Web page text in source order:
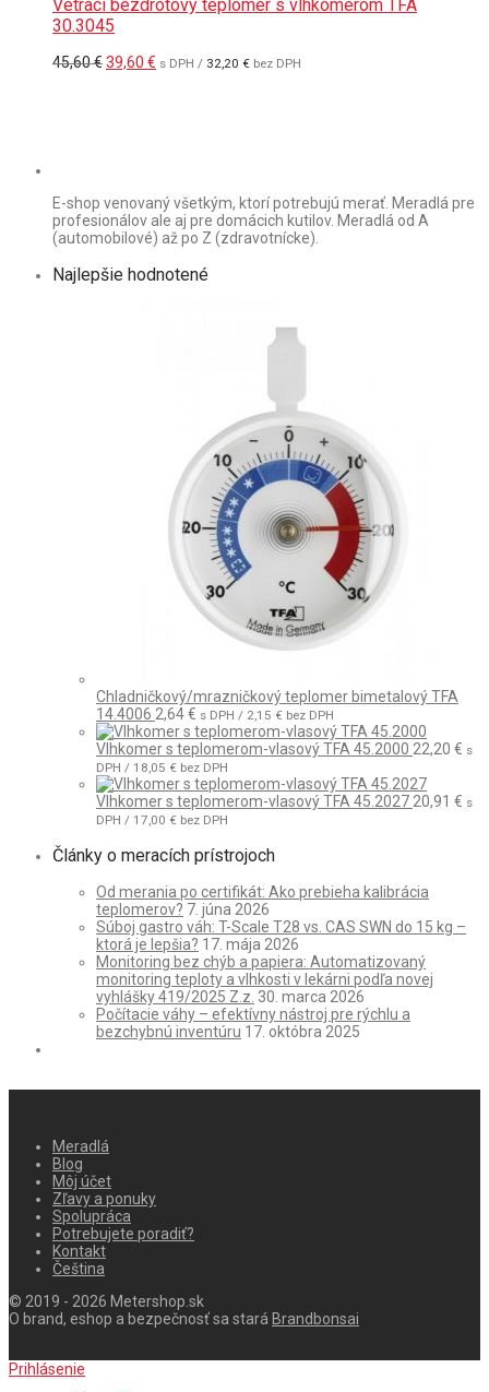
Vetrací bezdrôtový teplomer s vlhkomerom TFA
30.3045
45,60€Pôvodná
39,60 € Aktuálna
s DPH / 32,20 € bez DPH
E-shop venovaný všetkým, ktorí potrebujú merať. Meradlá pre
profesionálov ale aj pre domácich kutilov. Meradlá od A
(automobilové) až po Z (zdravotnícke).
Najlepšie hodnotené
Chladničkový/mrazničkový teplomer bimetalový TFA
14.4006 2,64€ s DPH / 2,15 € bez DPH
Vlhkomer s teplomerom-vlasový TFA 45.2000 22,20 € s
DPH / 18,05 € bez DPH
Vlhkomer s teplomerom-vlasový TFA 45.2027 20,91 € s
DPH / 17,00 € bez DPH
Články o meracích prístrojoch
Od merania po certifikát: Ako prebieha kalibrácia
teplomerov? 7. júna 2026
Súboj gastro váh: T-Scale T28 vs. CAS SWN do 15 kg –
ktorá je lepšia? 17. mája 2026
Monitoring bez chýb a papiera: Automatizovaný
monitoring teploty a vlhkosti v lekárni podľa novej
vyhlášky 419/2025 Z.z. 30. marca 2026
Počítacie váhy – efektívny nástroj pre rýchlu a
bezchybnú inventúru 17. októbra 2025
Meradlá
Blog
Môj účet
Zľavy a ponuky
Spolupráca
Potrebujete poradiť?
Kontakt
Čeština
© 2019 - 2026 Metershop.sk
O brand, eshop a bezpečnosť sa stará Brandbonsai
Prihlásenie